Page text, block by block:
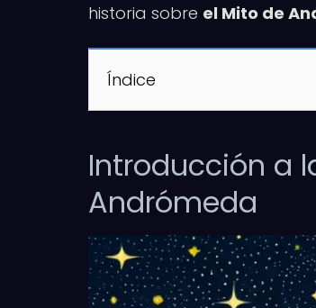
historia sobre el Mito de
Índice
Introducción a
Andrómeda